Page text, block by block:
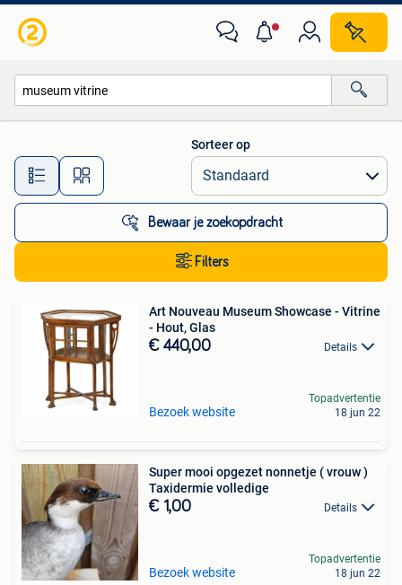
Alle afstanden…
Sorteer op
Bewaar je zoekopdracht
Filters
Art Nouveau Museum Showcase - Vitrine
- Hout, Glas
€ 440,00 Details
Bezoek website
Topadvertentie
18 jun 22
Super mooi opgezet nonnetje ( vrouw )
Taxidermie volledige
€ 1,00 Details
Bezoek website
Topadvertentie
18 jun 22